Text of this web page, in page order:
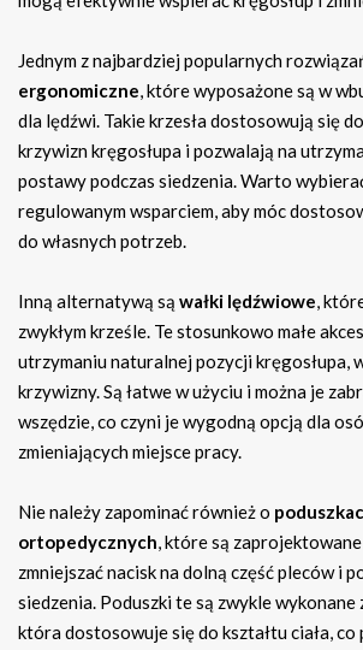
Jednym z najbardziej popularnych
ergonomiczne, które wyposażone są w
dla lędźwi. Takie krzesła dostosowują się
krzywizn kręgosłupa i pozwalają na
postawy podczas siedzenia. Warto
regulowanym wsparciem, aby móc
do własnych potrzeb.
Inną alternatywą są wałki lędźwiowe,
zwykłym krześle. Te stosunkowo małe
utrzymaniu naturalnej pozycji kręgosłupa,
krzywizny. Są łatwe w użyciu i można je
wszędzie, co czyni je wygodną opcją dla
zmieniających miejsce pracy.
Nie należy zapominać również o
ortopedycznych, które są
zmniejszać nacisk na dolną część pleców i
siedzenia. Poduszki te są zwykle wykonane
która dostosowuje się do kształtu ciała, co